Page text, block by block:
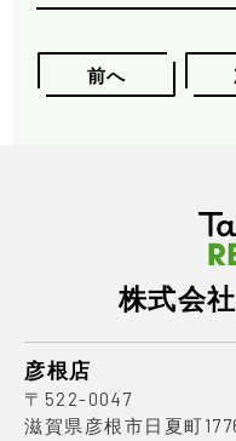
前へ
株式会
彦根店
〒522-0047
滋賀県彦根市日夏町